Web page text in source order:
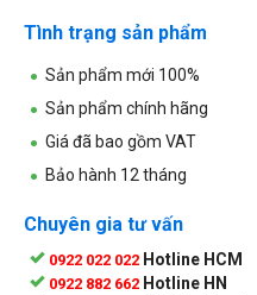
Tình trạng sản phẩm
Sản phẩm mới 100%
Sản phẩm chính hãng
Giá đã bao gồm VAT
Bảo hành 12 tháng
Chuyên gia tư vấn
0922 022 022 Hotline HCM
0922 882 662 Hotline HN